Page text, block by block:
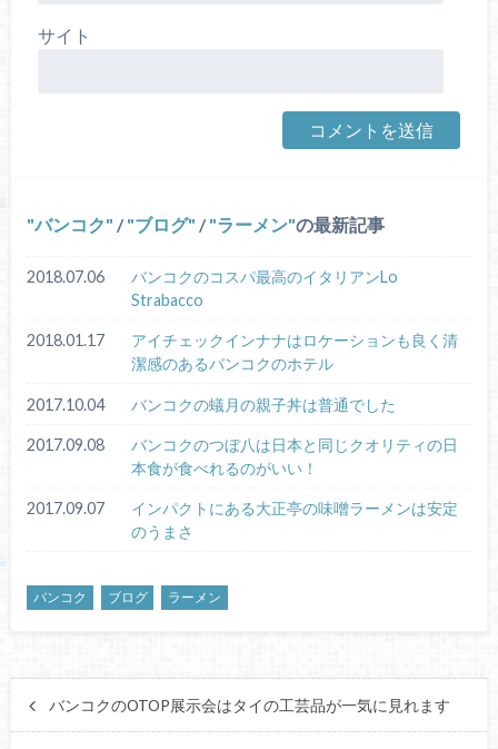
サイト
バンコク / ブログ / ラーメン の最新記事
2018.07.06
バンコクのコスパ最高のイタリアンLo
Strabacco
2018.01.17
アイチェックインナナはロケーションも良く清
潔感のあるバンコクのホテル
2017.10.04 バンコクの蟻月の親子丼は普通でした
2017.09.08
バンコクのつぼ八は日本と同じクオリティの日
本食が食べれるのがいい！
2017.09.07
インパクトにある大正亭の味噌ラーメンは安定
のうまさ
バンコク ブログ ラーメン
バンコクのOTOP展示会はタイの工芸品が一気に見れます